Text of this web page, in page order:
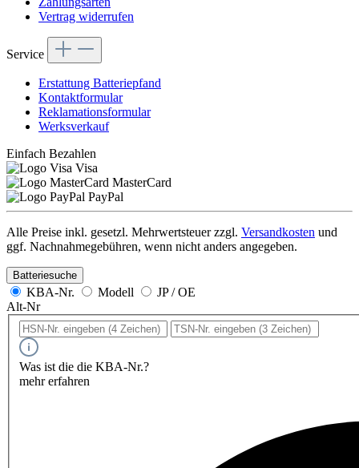
Vertrag widerrufen
Service
Erstattung Batteriepfand
Kontaktformular
Reklamationsformular
Werksverkauf
Einfach Bezahlen
Visa
MasterCard
PayPal
Alle Preise inkl. gesetzl. Mehrwertsteuer zzgl. Versandkosten und
ggf. Nachnahmegebühren, wenn nicht anders angegeben.
Batteriesuche
KBA-Nr. Modell
JP / OE
Alt-Nr
Was ist die die KBA-Nr.?
mehr erfahren